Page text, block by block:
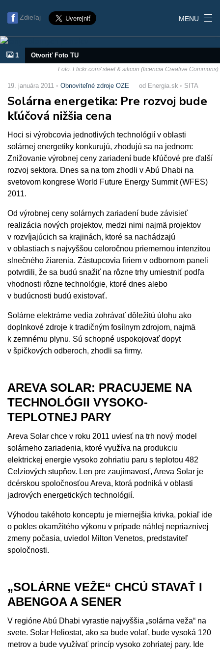
Zdieľaj MENU
1 Otvoriť Foto TU
Foto: Flickr.com/ steel & silicon (licencia Creative Commons)
19. januára 2011 Obnoviteľné zdroje OZE od Energia.sk SITA
Solárna energetika: Pre rozvoj bude
kľúčová nižšia cena
Hoci si výrobcovia jednotlivých technológií v oblasti
solárnej energetiky konkurujú, zhodujú sa na jednom:
Znižovanie výrobnej ceny zariadení bude kľúčové pre ďalší
rozvoj sektora. Dnes sa na tom zhodli v Abú Dhabi na
svetovom kongrese World Future Energy Summit (WFES)
2011.
Od výrobnej ceny solárnych zariadení bude závisieť
realizácia nových projektov, medzi nimi najmä projektov
v rozvíjajúcich sa krajinách, ktoré sa nachádzajú
v oblastiach s najvyššou celoročnou priemernou intenzitou
slnečného žiarenia. Zástupcovia firiem v odbornom paneli
potvrdili, že sa budú snažiť na rôzne trhy umiestniť podľa
vhodnosti rôzne technológie, ktoré dnes alebo
v budúcnosti budú existovať.
Solárne elektrárne vedia zohrávať dôležitú úlohu ako
doplnkové zdroje k tradičným fosílnym zdrojom, najmä
k zemnému plynu. Sú schopné uspokojovať dopyt
v špičkových odberoch, zhodli sa firmy.
AREVA SOLAR: PRACUJEME NA
TECHNOLÓGII VYSOKO-
TEPLOTNEJ PARY
Areva Solar chce v roku 2011 uviesť na trh nový model
solárneho zariadenia, ktoré využíva na produkciu
elektrickej energie vysoko zohriatiu paru s teplotou 482
Celziových stupňov. Len pre zaujímavosť, Areva Solar je
dcérskou spoločnosťou Areva, ktorá podniká v oblasti
jadrových energetických technológií.
Výhodou takéhoto konceptu je miernejšia krivka, pokiaľ ide
o pokles okamžitého výkonu v prípade náhlej nepriaznivej
zmeny počasia, uviedol Milton Venetos, predstaviteľ
spoločnosti.
„SOLÁRNE VEŽE“ CHCÚ STAVAŤ I
ABENGOA A SENER
V regióne Abú Dhabi vyrastie najvyššia „solárna veža“ na
svete. Solar Heliostat, ako sa bude volať, bude vysoká 120
metrov a bude využívať princíp vysoko zohriatej pary. Ide